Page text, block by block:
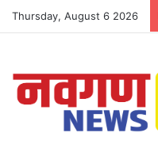
Thursday, August 6 2026